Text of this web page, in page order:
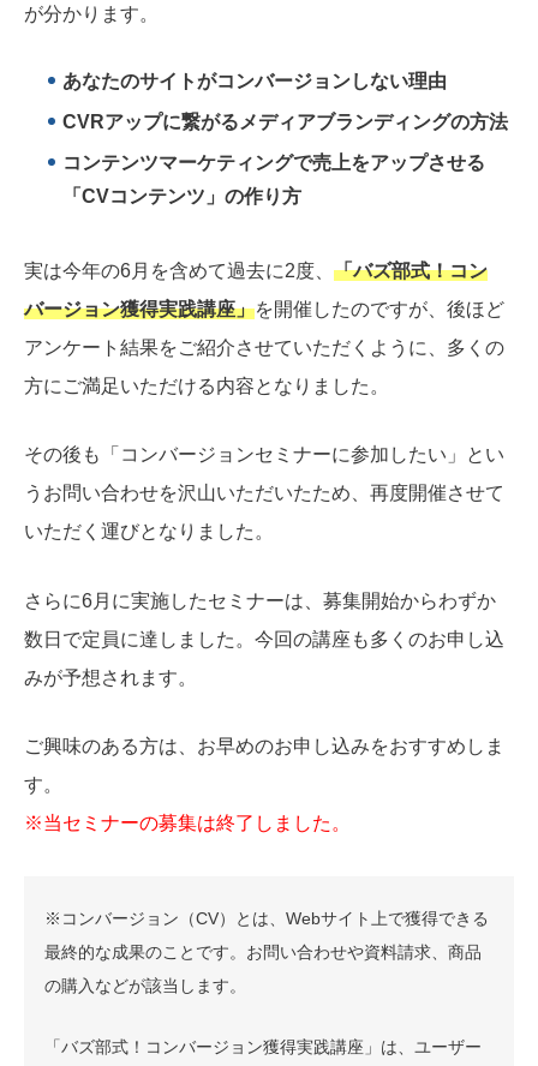
が分かります。
あなたのサイトがコンバージョンしない理由
CVRアップに繋がるメディアブランディングの方法
コンテンツマーケティングで売上をアップさせる
「CVコンテンツ」の作り方
実は今年の6月を含めて過去に2度、 「バズ部式！コン
バージョン獲得実践講座」を開催したのですが、後ほど
アンケート結果をご紹介させていただくように、多くの
方にご満足いただける内容となりました。
その後も「コンバージョンセミナーに参加したい」とい
うお問い合わせを沢山いただいたため、再度開催させて
いただく運びとなりました。
さらに6月に実施したセミナーは、募集開始からわずか
数日で定員に達しました。今回の講座も多くのお申し込
みが予想されます。
ご興味のある方は、お早めのお申し込みをおすすめしま
す。
※当セミナーの募集は終了しました。
※コンバージョン（CV）とは、Webサイト上で獲得できる
最終的な成果のことです。お問い合わせや資料請求、商品
の購入などが該当します。
「バズ部式！コンバージョン獲得実践講座」は、ユーザー